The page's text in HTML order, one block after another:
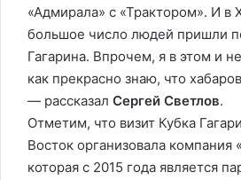
«Адмирала» с «Трактором». И в
большое число людей пришли
Гагарина. Впрочем, я в этом и
как прекрасно знаю, что
— рассказал Сергей Светлов.
Отметим, что визит Кубка
Восток организовала компания
которая с 2015 года является